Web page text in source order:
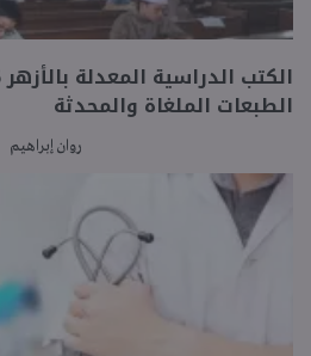
الطبعات الملغاة والمحدثة
روان إبراهيم